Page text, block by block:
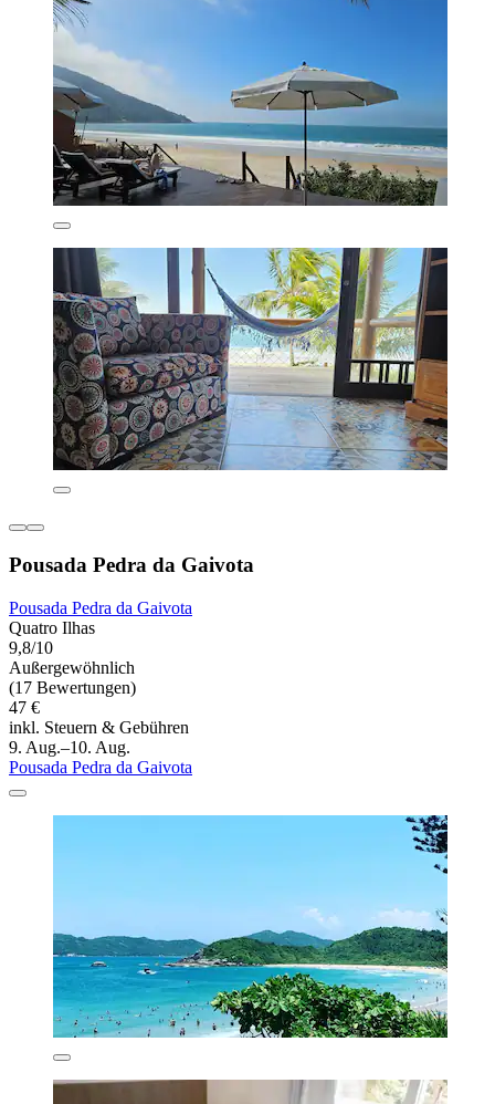
Pousada Pedra da Gaivota
Pousada Pedra da Gaivota
Quatro Ilhas
9,8/10
Außergewöhnlich
(17 Bewertungen)
47 €
inkl. Steuern & Gebühren
9. Aug.–10. Aug.
Pousada Pedra da Gaivota